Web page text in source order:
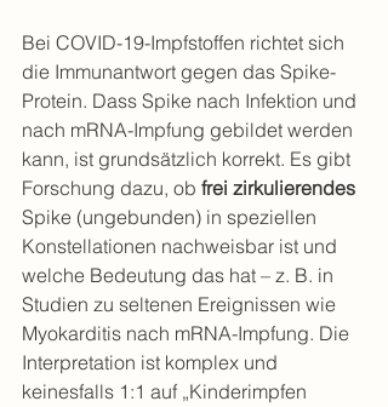
Bei COVID-19-Impfstoffen richtet sich
die Immunantwort gegen das Spike-
Protein. Dass Spike nach Infektion und
nach mRNA-Impfung gebildet werden
kann, ist grundsätzlich korrekt. Es gibt
Forschung dazu, ob frei zirkulierendes
Spike (ungebunden) in speziellen
Konstellationen nachweisbar ist und
welche Bedeutung das hat – z. B. in
Studien zu seltenen Ereignissen wie
Myokarditis nach mRNA-Impfung. Die
Interpretation ist komplex und
keinesfalls 1:1 auf „Kinderimpfen